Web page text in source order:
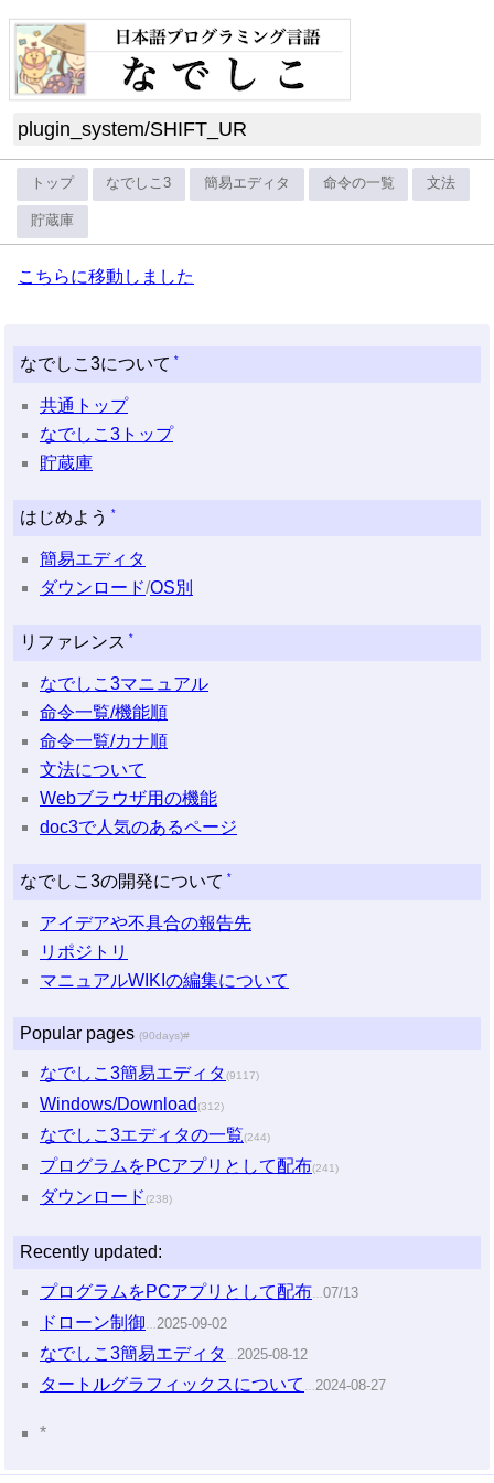
plugin_system/SHIFT_UR
トップ なでしこ3 簡易エディタ 命令の一覧 文法
貯蔵庫
こちらに移動しました
なでしこ3について *
共通トップ
なでしこ3トップ
貯蔵庫
はじめよう *
簡易エディタ
ダウンロード/OS別
リファレンス *
なでしこ3マニュアル
命令一覧/機能順
命令一覧/カナ順
文法について
Webブラウザ用の機能
doc3で人気のあるページ
なでしこ3の開発について *
アイデアや不具合の報告先
リポジトリ
マニュアルWIKIの編集について
Popular pages (90days)#
なでしこ3簡易エディタ(9117)
Windows/Download(312)
なでしこ3エディタの一覧(244)
プログラムをPCアプリとして配布(241)
ダウンロード(238)
Recently updated:
プログラムをPCアプリとして配布 07/13
ドローン制御 2025-09-02
なでしこ3簡易エディタ 2025-08-12
タートルグラフィックスについて 2024-08-27
*